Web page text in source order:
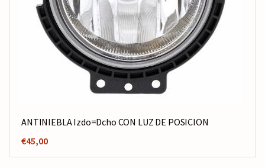
ANTINIEBLA Izdo=Dcho CON LUZ DE POSICION
€45,00